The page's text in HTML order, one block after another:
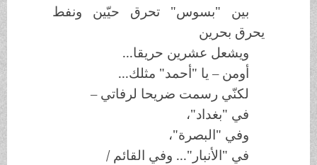
بين "بسوس" تحرق حيّين ونفط
يحرق بحرين
ويشعل عشرين حريقا...
أومن – يا "أحمد" مثلك...
لكنّي رسمت ضريحا لرفاتي –
في "بغداد"،
وفي "البصرة"،
في "الأنبار"... وفي القائم /